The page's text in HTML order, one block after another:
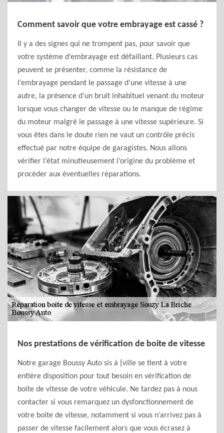
Comment savoir que votre embrayage est cassé ?
Il y a des signes qui ne trompent pas, pour savoir que
votre système d’embrayage est défaillant. Plusieurs cas
peuvent se présenter, comme la résistance de
l’embrayage pendant le passage d’une vitesse à une
autre, la présence d’un bruit inhabituel venant du moteur
lorsque vous changer de vitesse ou le manque de régime
du moteur malgré le passage à une vitesse supérieure. Si
vous êtes dans le doute rien ne vaut un contrôle précis
effectué par notre équipe de garagistes. Nous allons
vérifier l’état minutieusement l’origine du problème et
procéder aux éventuelles réparations.
Nos prestations de vérification de boite de vitesse
Notre garage Boussy Auto sis à {ville se tient à votre
entière disposition pour tout besoin en vérification de
boite de vitesse de votre véhicule. Ne tardez pas à nous
contacter si vous remarquez un dysfonctionnement de
votre boite de vitesse, notamment si vous n’arrivez pas à
passer de vitesse facilement alors que vous écrasez à